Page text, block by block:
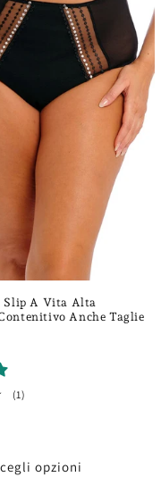
Slip A Vita Alta
Anche Taglie
(1)
opzioni